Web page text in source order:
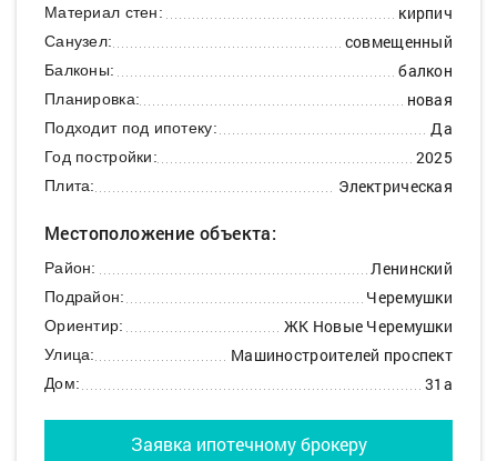
Материал стен: кирпич
Санузел: совмещенный
Балконы: балкон
Планировка: новая
Подходит под ипотеку: Да
Год постройки: 2025
Плита: Электрическая
Местоположение объекта:
Район: Ленинский
Подрайон: Черемушки
Ориентир: ЖК Новые Черемушки
Улица: Машиностроителей проспект
Дом: 31а
Заявка ипотечному брокеру